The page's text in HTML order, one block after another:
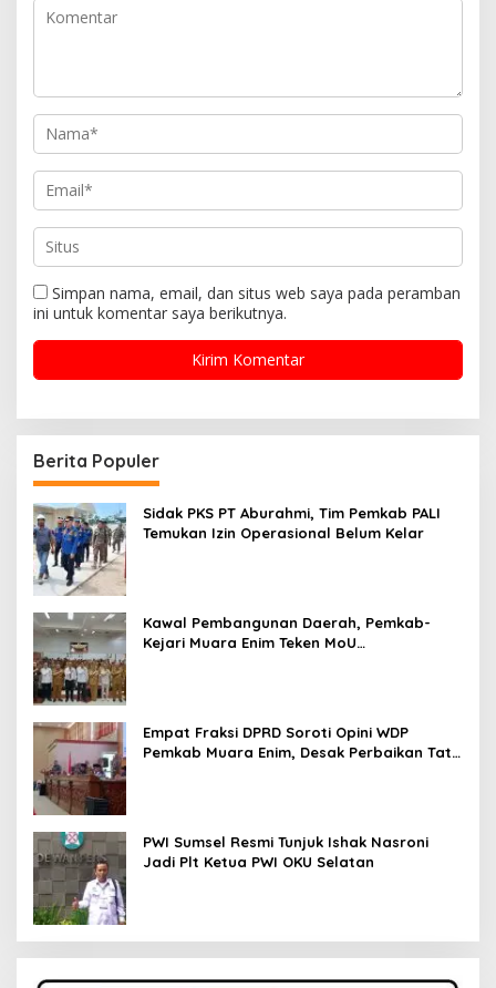
Simpan nama, email, dan situs web saya pada peramban
ini untuk komentar saya berikutnya.
Berita Populer
Sidak PKS PT Aburahmi, Tim Pemkab PALI
Temukan Izin Operasional Belum Kelar
Kawal Pembangunan Daerah, Pemkab-
Kejari Muara Enim Teken MoU
Empat Fraksi DPRD Soroti Opini WDP
Pemkab Muara Enim, Desak Perbaikan Tata
PWI Sumsel Resmi Tunjuk Ishak Nasroni
Jadi Plt Ketua PWI OKU Selatan